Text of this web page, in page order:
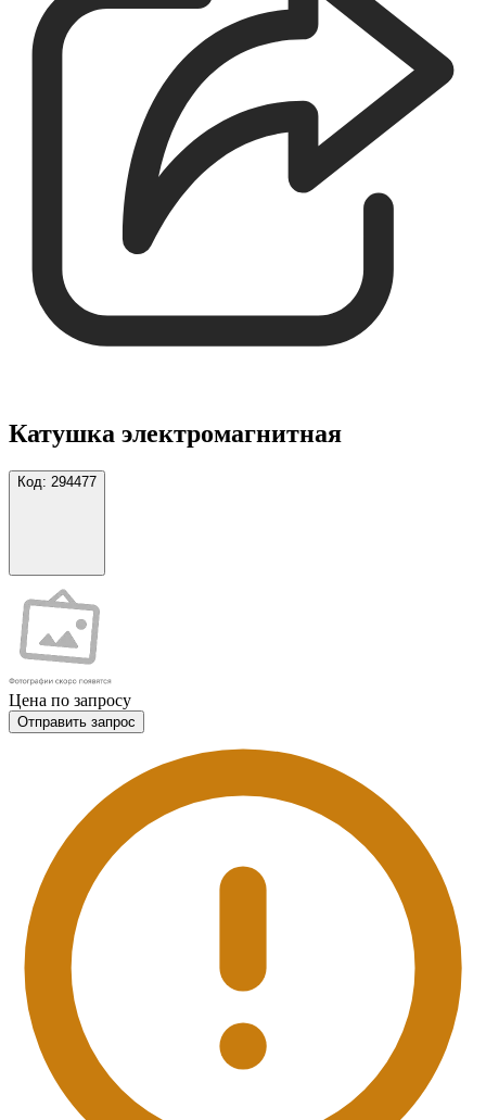
Катушка электромагнитная
Код: 294477
Цена по запросу
Отправить запрос